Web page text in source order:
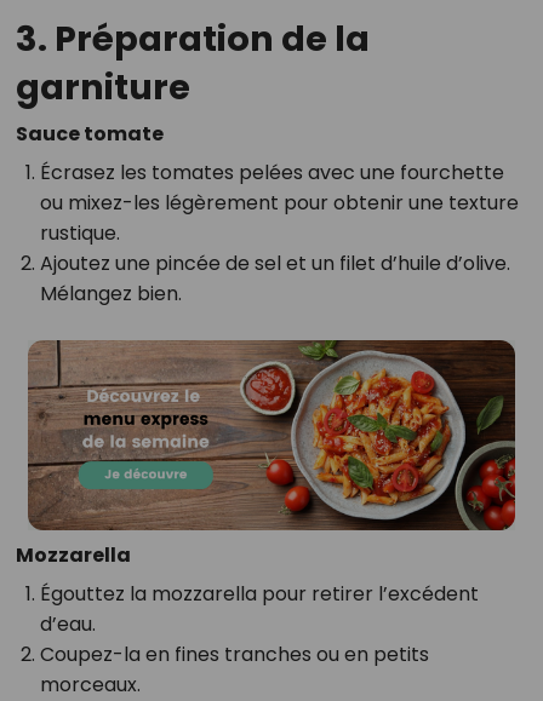
3. Préparation de la
garniture
Sauce tomate
Écrasez les tomates pelées avec une fourchette
ou mixez-les légèrement pour obtenir une texture
rustique.
Ajoutez une pincée de sel et un filet d’huile d’olive.
Mélangez bien.
Mozzarella
Égouttez la mozzarella pour retirer l’excédent
d’eau.
Coupez-la en fines tranches ou en petits
morceaux.